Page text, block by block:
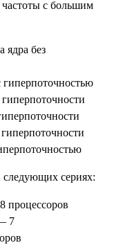
с большим
ядра без
следующих сериях:
процессоров
7